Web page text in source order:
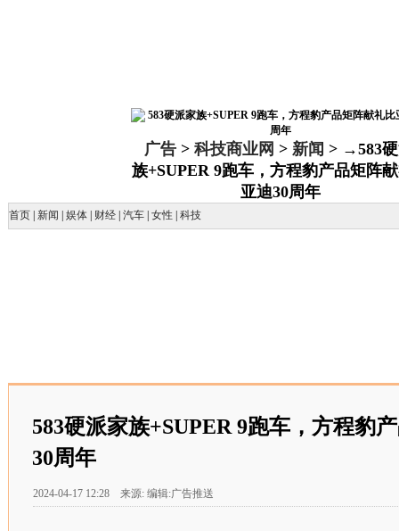
广告 > 科技商业网 > 新闻 > →583
族+SUPER 9跑车，方程豹产品矩阵
亚迪30周年
首页 新闻 娱体 财经 汽车 女性 科技
583硬派家族+SUPER 9跑车，方程豹
30周年
2024-04-17 12:28 来源: 编辑:广告推送